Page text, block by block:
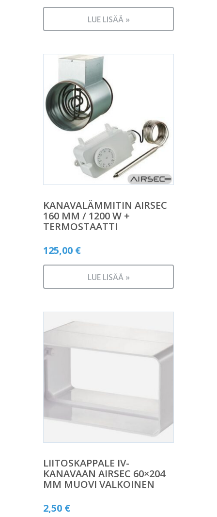
LUE LISÄÄ »
KANAVALÄMMITIN AIRSEC
160 MM / 1200 W +
TERMOSTAATTI
125,00 €
LUE LISÄÄ »
LIITOSKAPPALE IV-
KANAVAAN AIRSEC 60×204
MM MUOVI VALKOINEN
2,50 €